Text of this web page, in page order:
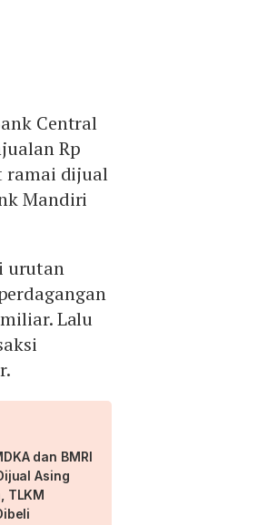
Central
Rp
ramai dijual
Mandiri
urutan
Lalu
dan BMRI
Asing
TLKM